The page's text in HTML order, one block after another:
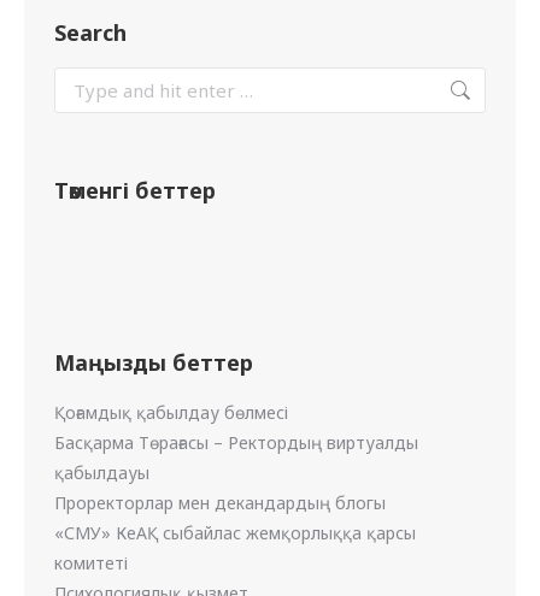
Search
Төменгі беттер
Маңызды беттер
Қоғамдық қабылдау бөлмесі
Басқарма Төрағасы – Ректордың виртуалды
қабылдауы
Проректорлар мен декандардың блогы
«СМУ» КеАҚ сыбайлас жемқорлыққа қарсы
комитеті